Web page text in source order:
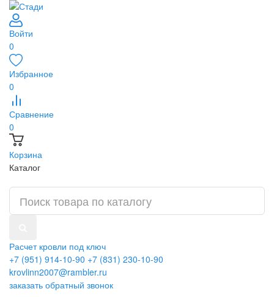
Войти
0
Избранное
0
Сравнение
0
Корзина
Каталог
Расчет кровли под ключ
+7 (951) 914-10-90 +7 (831) 230-10-90
krovlinn2007@rambler.ru
заказать обратный звонок